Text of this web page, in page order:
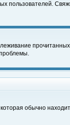
пользователей.
обычно